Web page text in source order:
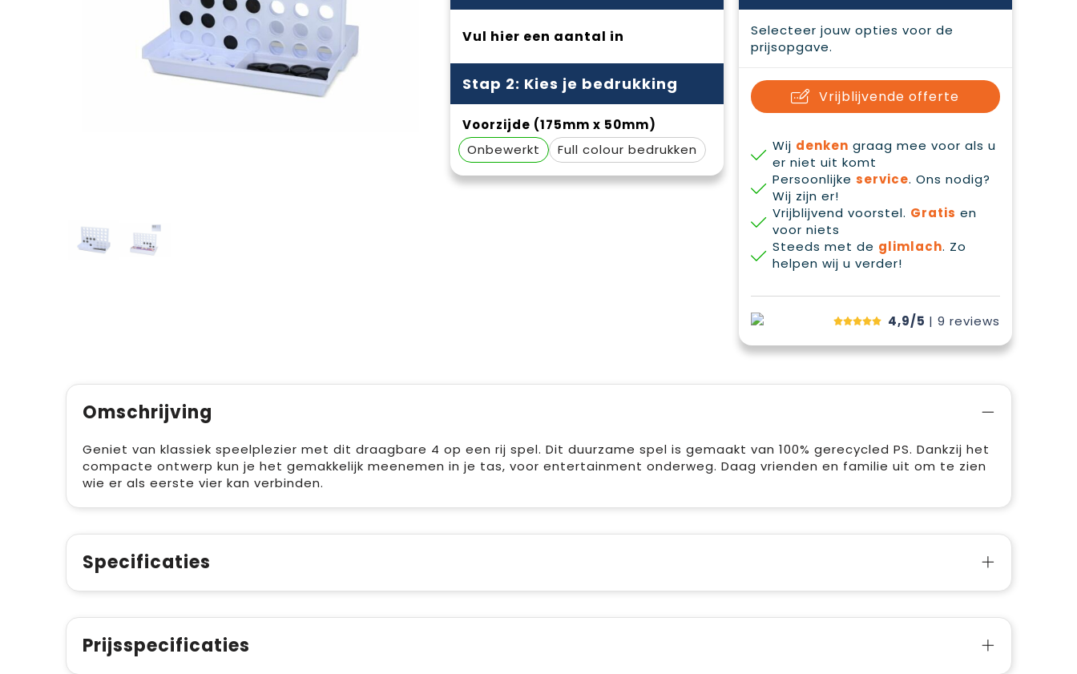
Vul hier een aantal in
Stap 2: Kies je bedrukking
Voorzijde (175mm x 50mm)
Onbewerkt
Full colour
Selecteer jouw opties voor de
prijsopgave.
Vrijblijvende offerte
Wij denken graag mee voor als u
er niet uit komt
Persoonlijke service. Ons nodig?
Wij zijn er!
Vrijblijvend voorstel. Gratis en
voor niets
Steeds met de glimlach. Zo
helpen wij u verder!
4,9/5 | 9 reviews
Omschrijving
Geniet van klassiek speelplezier met dit draagbare 4 op een rij spel. Dit duurzame spel is gemaakt van 100% gerecycled PS. Dankzij het
compacte ontwerp kun je het gemakkelijk meenemen in je tas, voor entertainment onderweg. Daag vrienden en familie uit om te zien
wie er als eerste vier kan verbinden.
Specificaties
Prijsspecificaties